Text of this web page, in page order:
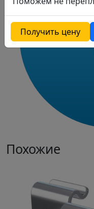
Похожие
Получить цену